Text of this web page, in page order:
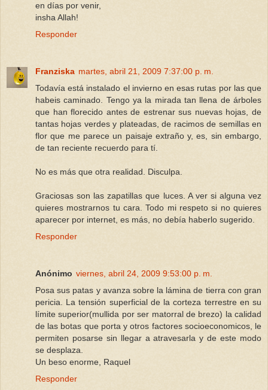
en días por venir,
insha Allah!
Responder
Franziska martes, abril 21, 2009 7:37:00 p. m.
Todavía está instalado el invierno en esas rutas por las que
habeis caminado. Tengo ya la mirada tan llena de árboles
que han florecido antes de estrenar sus nuevas hojas, de
tantas hojas verdes y plateadas, de racimos de semillas en
flor que me parece un paisaje extraño y, es, sin embargo,
de tan reciente recuerdo para tí.
No es más que otra realidad. Disculpa.
Graciosas son las zapatillas que luces. A ver si alguna vez
quieres mostrarnos tu cara. Todo mi respeto si no quieres
aparecer por internet, es más, no debía haberlo sugerido.
Responder
Anónimo viernes, abril 24, 2009 9:53:00 p. m.
Posa sus patas y avanza sobre la lámina de tierra con gran
pericia. La tensión superficial de la corteza terrestre en su
límite superior(mullida por ser matorral de brezo) la calidad
de las botas que porta y otros factores socioeconomicos, le
permiten posarse sin llegar a atravesarla y de este modo
se desplaza.
Un beso enorme, Raquel
Responder